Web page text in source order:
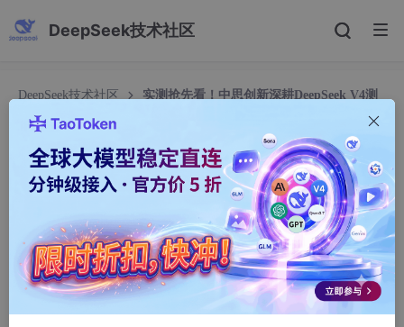
DeepSeek技术社区
DeepSeek技术社区
实测抢先看！中思创新深耕DeepSeek V4测
实测抢先看！中思创新深耕DeepSeek V4测评，解
锁企业级大模型落地新路径
m0_62422109
415人浏览 · 2026-05-13 15:26:24
继正式官宣参与DeepSeek V4深度测评挑战赛后，中思创新（北
京）科技有限公司技术团队已全面启动实测工作！作为深耕企业级
IT与AI领域11年的高新技术企业，我们始终坚持“实战为先、落地